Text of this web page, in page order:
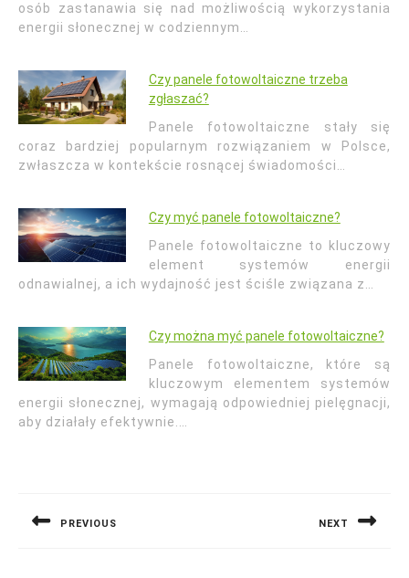
osób zastanawia się nad możliwością wykorzystania
energii słonecznej w codziennym…
Czy panele fotowoltaiczne trzeba
zgłaszać?
Panele fotowoltaiczne stały się
coraz bardziej popularnym rozwiązaniem w Polsce,
zwłaszcza w kontekście rosnącej świadomości…
Czy myć panele fotowoltaiczne?
Panele fotowoltaiczne to kluczowy
element systemów energii
odnawialnej, a ich wydajność jest ściśle związana z…
Czy można myć panele fotowoltaiczne?
Panele fotowoltaiczne, które są
kluczowym elementem systemów
energii słonecznej, wymagają odpowiedniej pielęgnacji,
aby działały efektywnie.…
PREVIOUS NEXT